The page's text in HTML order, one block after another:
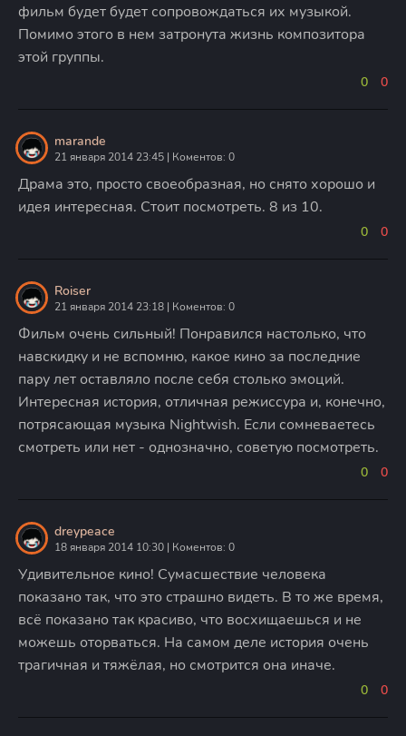
фильм будет будет сопровождаться их музыкой.
Помимо этого в нем затронута жизнь композитора
этой группы.
0 0
marande
21 января 2014 23:45 | Коментов: 0
Драма это, просто своеобразная, но снято хорошо и
идея интересная. Стоит посмотреть. 8 из 10.
0 0
Roiser
21 января 2014 23:18 | Коментов: 0
Фильм очень сильный! Понравился настолько, что
навскидку и не вспомню, какое кино за последние
пару лет оставляло после себя столько эмоций.
Интересная история, отличная режиссура и, конечно,
потрясающая музыка Nightwish. Если сомневаетесь
смотреть или нет - однозначно, советую посмотреть.
0 0
dreypeace
18 января 2014 10:30 | Коментов: 0
Удивительное кино! Сумасшествие человека
показано так, что это страшно видеть. В то же время,
всё показано так красиво, что восхищаешься и не
можешь оторваться. На самом деле история очень
трагичная и тяжёлая, но смотрится она иначе.
0 0